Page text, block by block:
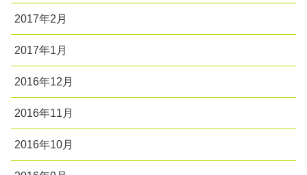
2017年2月
2017年1月
2016年12月
2016年11月
2016年10月